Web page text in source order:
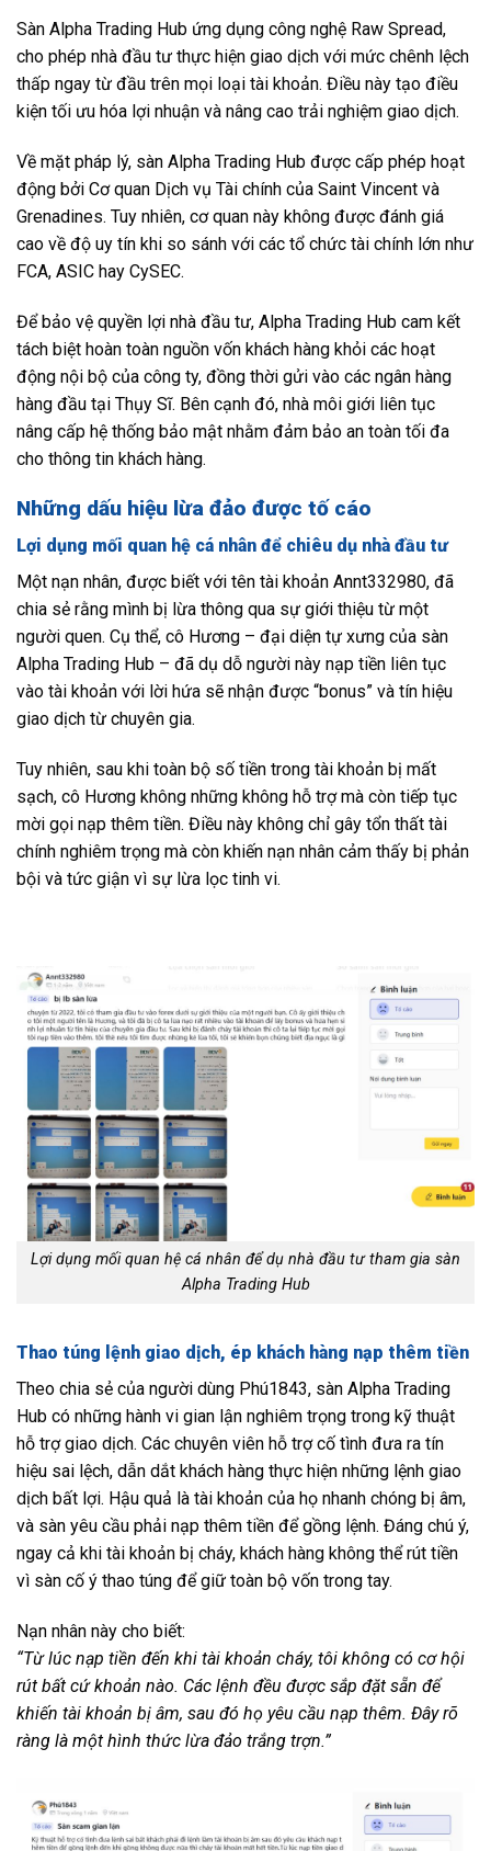
Sàn Alpha Trading Hub ứng dụng công nghệ Raw Spread,
cho phép nhà đầu tư thực hiện giao dịch với mức chênh lệch
thấp ngay từ đầu trên mọi loại tài khoản. Điều này tạo điều
kiện tối ưu hóa lợi nhuận và nâng cao trải nghiệm giao dịch.
Về mặt pháp lý, sàn Alpha Trading Hub được cấp phép hoạt
động bởi Cơ quan Dịch vụ Tài chính của Saint Vincent và
Grenadines. Tuy nhiên, cơ quan này không được đánh giá
cao về độ uy tín khi so sánh với các tổ chức tài chính lớn như
FCA, ASIC hay CySEC.
Để bảo vệ quyền lợi nhà đầu tư, Alpha Trading Hub cam kết
tách biệt hoàn toàn nguồn vốn khách hàng khỏi các hoạt
động nội bộ của công ty, đồng thời gửi vào các ngân hàng
hàng đầu tại Thụy Sĩ. Bên cạnh đó, nhà môi giới liên tục
nâng cấp hệ thống bảo mật nhằm đảm bảo an toàn tối đa
cho thông tin khách hàng.
Những dấu hiệu lừa đảo được tố cáo
Lợi dụng mối quan hệ cá nhân để chiêu dụ nhà đầu tư
Một nạn nhân, được biết với tên tài khoản Annt332980, đã
chia sẻ rằng mình bị lừa thông qua sự giới thiệu từ một
người quen. Cụ thể, cô Hương – đại diện tự xưng của sàn
Alpha Trading Hub – đã dụ dỗ người này nạp tiền liên tục
vào tài khoản với lời hứa sẽ nhận được “bonus” và tín hiệu
giao dịch từ chuyên gia.
Tuy nhiên, sau khi toàn bộ số tiền trong tài khoản bị mất
sạch, cô Hương không những không hỗ trợ mà còn tiếp tục
mời gọi nạp thêm tiền. Điều này không chỉ gây tổn thất tài
chính nghiêm trọng mà còn khiến nạn nhân cảm thấy bị phản
bội và tức giận vì sự lừa lọc tinh vi.
Lợi dụng mối quan hệ cá nhân để dụ nhà đầu tư tham gia sàn
Alpha Trading Hub
Thao túng lệnh giao dịch, ép khách hàng nạp thêm tiền
Theo chia sẻ của người dùng Phú1843, sàn Alpha Trading
Hub có những hành vi gian lận nghiêm trọng trong kỹ thuật
hỗ trợ giao dịch. Các chuyên viên hỗ trợ cố tình đưa ra tín
hiệu sai lệch, dẫn dắt khách hàng thực hiện những lệnh giao
dịch bất lợi. Hậu quả là tài khoản của họ nhanh chóng bị âm,
và sàn yêu cầu phải nạp thêm tiền để gồng lệnh. Đáng chú ý,
ngay cả khi tài khoản bị cháy, khách hàng không thể rút tiền
vì sàn cố ý thao túng để giữ toàn bộ vốn trong tay.
Nạn nhân này cho biết:
“Từ lúc nạp tiền đến khi tài khoản cháy, tôi không có cơ hội
rút bất cứ khoản nào. Các lệnh đều được sắp đặt sẵn để
khiến tài khoản bị âm, sau đó họ yêu cầu nạp thêm. Đây rõ
ràng là một hình thức lừa đảo trắng trợn.”